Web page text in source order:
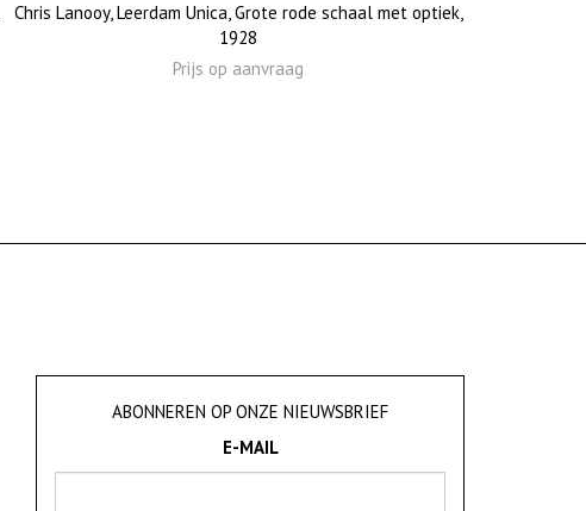
Chris Lanooy, Leerdam Unica, Grote rode schaal met optiek,
1928
Prijs op aanvraag
ABONNEREN OP ONZE NIEUWSBRIEF
E-MAIL